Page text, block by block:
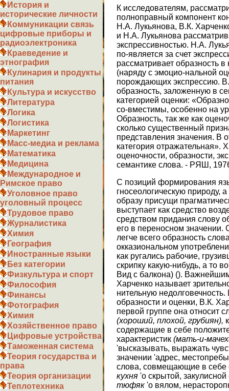
История и
исторические личности
Коммуникации связь
цифровые приборы и
радиоэлектроника
Краеведение и
этнография
Кулинария и продукты
питания
Культура и искусство
Литература
Логика
Логистика
Маркетинг
Масс-медиа и реклама
Математика
Медицина
Международное и
Римское право
Уголовное право
уголовный процесс
Трудовое право
Журналистика
Химия
География
Иностранные языки
Без категории
Физкультура и спорт
Философия
Финансы
Фотография
Химия
Хозяйственное право
Цифровые устройства
Таможенная система
Теория государства и
права
Теория организации
Теплотехника
К исследователям,
полноправный компонент
Н.А. Лукьянова, В.К.
и Н.А. Лукьянова
экспрессивностью. Н.А.
по-является за счет
рассматривает образность
(наряду с эмоцио-нальной
порождающих экспрессию.
образность, заложенную в
категорией оценки:
со-вместимы, особенно на
Образность, так же как
сколько существенный
представления значения. В
категория отражательная».
оценочности, образности,
семантике слова. - РЯШ,
С позиций формирования
гносеологическую природу,
образу присущи
выступает как средство
средством придания слову
его в переносном значении.
легче всего образность
окказиональном
как ругались рабочие,
скрипку какую-нибудь, а то
Вид с балкона) ().
Харченко называет
нительную
образности и оценки, В.К.
первой группе она относит
(хороший, плохой, грубиян),
содержащие в себе
характеристик (мать-и-
'высказывать, выражать
значении 'адрес,
слова, совмещающие в себе
кухня 'о скрытой,
тюфяк 'о вялом,